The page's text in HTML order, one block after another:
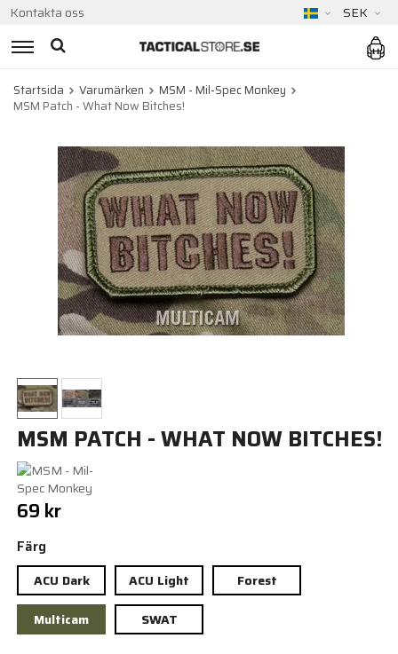
Kontakta oss SEK
Startsida Varumärken
MSM - Mil-Spec Monkey
MSM Patch - What Now Bitches!
MSM PATCH - WHAT NOW BITCHES!
69 kr
Färg
ACU Dark ACU Light
Forest
Multicam
SWAT